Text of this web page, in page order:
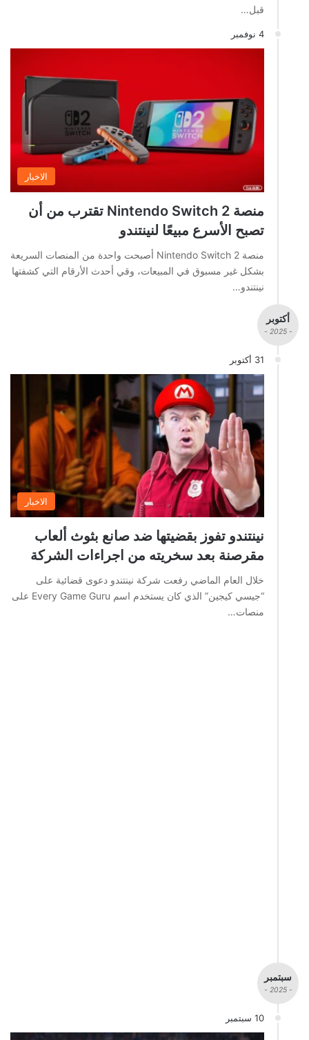
قبل…
4 نوفمبر
الاخبار
منصة Nintendo Switch 2 تقترب من أن
تصبح الأسرع مبيعًا لنينتندو
منصة Nintendo Switch 2 أصبحت واحدة من المنصات السريعة
بشكل غير مسبوق في المبيعات، وقي أحدث الأرقام التي كشفتها
نينتندو…
أكتوبر
- 2025 -
31 أكتوبر
الاخبار
نينتندو تفوز بقضيتها ضد صانع بثوث ألعاب
مقرصنة بعد سخريته من اجراءات الشركة
خلال العام الماضي رفعت شركة نينتندو دعوى قضائية على
“جيسي كيجين” الذي كان يستخدم اسم Every Game Guru على
منصات…
سبتمبر
- 2025 -
10 سبتمبر